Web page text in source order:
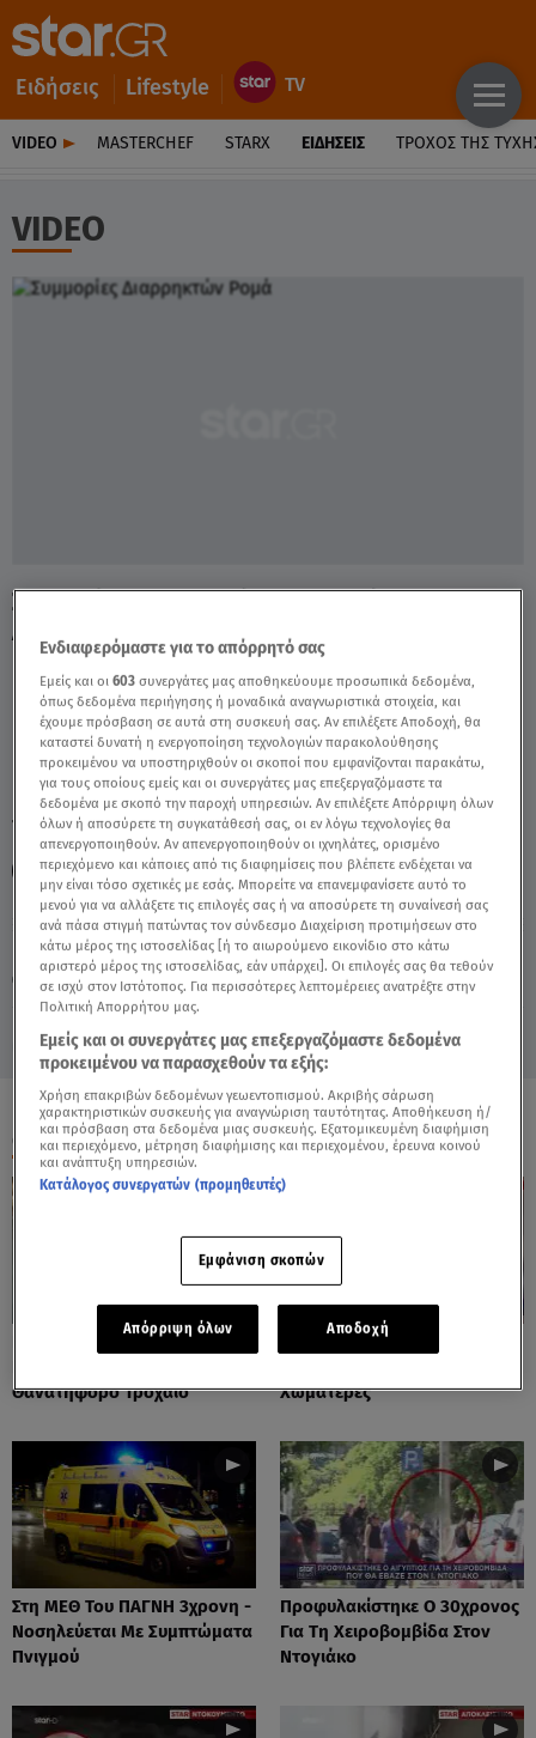
Ειδήσεις Lifestyle
VIDEO MASTERCHEF STARX ΕΙΔΉΣΕΙΣ ΤΡΟΧΌΣ ΤΗΣ
VIDEO
Παρασκευή 7 Αυγούστου 2026
03.05.25, 23:47 ΕΛΛΑΔΑ
Συμμορίες Διαρρηκτών: Oι Κλοπές & Οι
Αποκαλυπτικοί Διάλογοι - Video
TAGS: ΚΛΟΠΕΣ ΛΗΣΤΕΙΕΣ ΔΕΛΤΙΟ ΕΙΔΗΣΕΩΝ STAR
ΔΙΑΡΡΗΞΕΙΣ ΡΟΜΑ
ΟΛΑ ΤΑ ΒΙΝΤΕΟ
Πόρτο Ράφτη: Bίντεο
Θανατηφόρο Τροχαίο
Πάρος: Τα Διάσπαρτα Φυτίλια
Χωματερές
Στη ΜΕΘ Του ΠΑΓΝΗ 3χρονη -
Νοσηλεύεται Με Συμπτώματα
Πνιγμού
Προφυλακίστηκε Ο 30χρονος
Για Τη Χειροβομβίδα Στον
Ντογιάκο
Ενδιαφερόμαστε για το απόρρητό σας
Εμείς και οι603 συνεργάτες μας αποθηκεύουμε προσωπικά δεδομένα,
όπως δεδομένα περιήγησης ή μοναδικά αναγνωριστικά στοιχεία, και
έχουμε πρόσβαση σε αυτά στη συσκευή σας. Αν επιλέξετε Αποδοχή, θα
καταστεί δυνατή η ενεργοποίηση τεχνολογιών παρακολούθησης
προκειμένου να υποστηριχθούν οι σκοποί που εμφανίζονται παρακάτω,
για τους οποίους εμείς και οι συνεργάτες μας επεξεργαζόμαστε τα
δεδομένα με σκοπό την παροχή υπηρεσιών. Αν επιλέξετε Απόρριψη όλων
όλων ή αποσύρετε τη συγκατάθεσή σας, οι εν λόγω τεχνολογίες θα
απενεργοποιηθούν. Αν απενεργοποιηθούν οι ιχνηλάτες, ορισμένο
περιεχόμενο και κάποιες από τις διαφημίσεις που βλέπετε ενδέχεται να
μην είναι τόσο σχετικές με εσάς. Μπορείτε να επανεμφανίσετε αυτό το
μενού για να αλλάξετε τις επιλογές σας ή να αποσύρετε τη συναίνεσή σας
ανά πάσα στιγμή πατώντας τον σύνδεσμο Διαχείριση προτιμήσεων στο
κάτω μέρος της ιστοσελίδας [ή το αιωρούμενο εικονίδιο στο κάτω
αριστερό μέρος της ιστοσελίδας, εάν υπάρχει]. Οι επιλογές σας θα τεθούν
σε ισχύ στον Ιστότοπος. Για περισσότερες λεπτομέρειες ανατρέξτε στην
Πολιτική Απορρήτου μας.
Εμείς και οι συνεργάτες μας επεξεργαζόμαστε δεδομένα
προκειμένου να παρασχεθούν τα εξής:
Χρήση επακριβών δεδομένων γεωεντοπισμού. Ακριβής σάρωση
χαρακτηριστικών συσκευής για αναγνώριση ταυτότητας. Αποθήκευση ή/
και πρόσβαση στα δεδομένα μιας συσκευής. Εξατομικευμένη διαφήμιση
και περιεχόμενο, μέτρηση διαφήμισης και περιεχομένου, έρευνα κοινού
και ανάπτυξη υπηρεσιών.
Κατάλογος συνεργατών (προμηθευτές)
Εμφάνιση σκοπών
Απόρριψη όλων Αποδοχή